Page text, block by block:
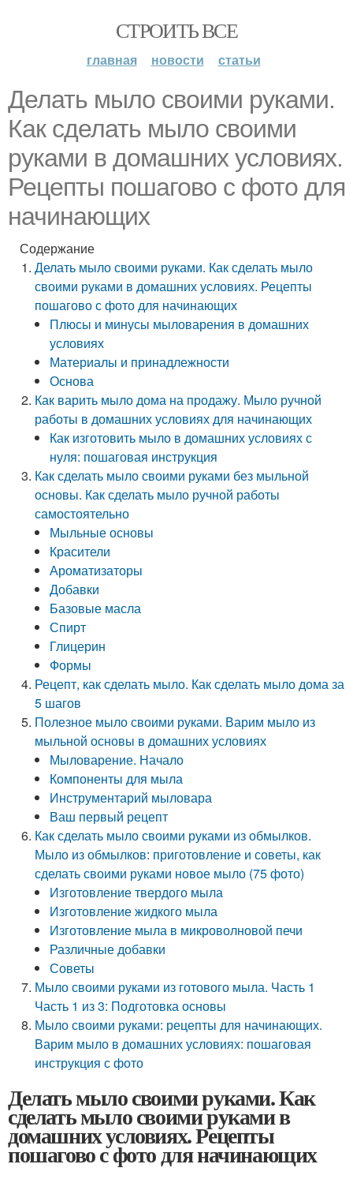
СТРОИТЬ ВСЕ
главная новости статьи
Делать мыло своими руками.
Как сделать мыло своими
руками в домашних условиях.
Рецепты пошагово с фото для
начинающих
Содержание
Делать мыло своими руками. Как сделать мыло
своими руками в домашних условиях. Рецепты
пошагово с фото для начинающих
Плюсы и минусы мыловарения в домашних
условиях
Материалы и принадлежности
Основа
Как варить мыло дома на продажу. Мыло ручной
работы в домашних условиях для начинающих
Как изготовить мыло в домашних условиях с
нуля: пошаговая инструкция
Как сделать мыло своими руками без мыльной
основы. Как сделать мыло ручной работы
самостоятельно
Мыльные основы
Красители
Ароматизаторы
Добавки
Базовые масла
Спирт
Глицерин
Формы
Рецепт, как сделать мыло. Как сделать мыло дома за
5 шагов
Полезное мыло своими руками. Варим мыло из
мыльной основы в домашних условиях
Мыловарение. Начало
Компоненты для мыла
Инструментарий мыловара
Ваш первый рецепт
Как сделать мыло своими руками из обмылков.
Мыло из обмылков: приготовление и советы, как
сделать своими руками новое мыло (75 фото)
Изготовление твердого мыла
Изготовление жидкого мыла
Изготовление мыла в микроволновой печи
Различные добавки
Советы
Мыло своими руками из готового мыла. Часть 1
Часть 1 из 3: Подготовка основы
Мыло своими руками: рецепты для начинающих.
Варим мыло в домашних условиях: пошаговая
инструкция с фото
Делать мыло своими руками. Как
сделать мыло своими руками в
домашних условиях. Рецепты
пошагово с фото для начинающих